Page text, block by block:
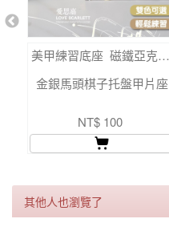
美甲練習底座 磁鐵亞克力底座練習架
金銀馬頭棋子托盤甲片座
NT$ 100
其他人也瀏覽了